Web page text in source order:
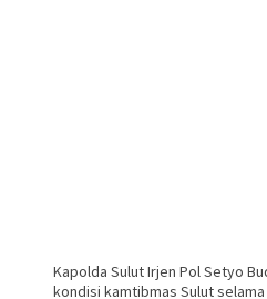
Kapolda Sulut Irjen Pol Setyo
kondisi kamtibmas Sulut